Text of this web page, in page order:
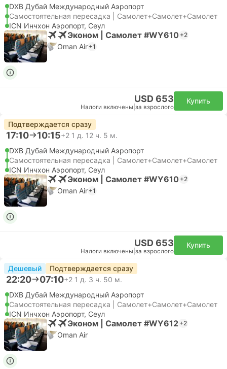
DXB Дубай Международный Аэропорт
Самостоятельная пересадка | Самолет+Самолет+Самолет
ICN Инчхон Аэропорт, Сеул
Эконом | Самолет #WY610 +2
Oman Air +1
USD 653
Налоги включены за взрослого
Купить
Подтверждается сразу
17:10 10:15+2 1 д. 12 ч. 5 м.
DXB Дубай Международный Аэропорт
Самостоятельная пересадка | Самолет+Самолет+Самолет
ICN Инчхон Аэропорт, Сеул
Эконом | Самолет #WY610 +2
Oman Air +1
USD 653
Налоги включены за взрослого
Купить
Дешевый Подтверждается сразу
22:20 07:10+2 1 д. 3 ч. 50 м.
DXB Дубай Международный Аэропорт
Самостоятельная пересадка | Самолет+Самолет+Самолет
ICN Инчхон Аэропорт, Сеул
Эконом | Самолет #WY612 +2
Oman Air